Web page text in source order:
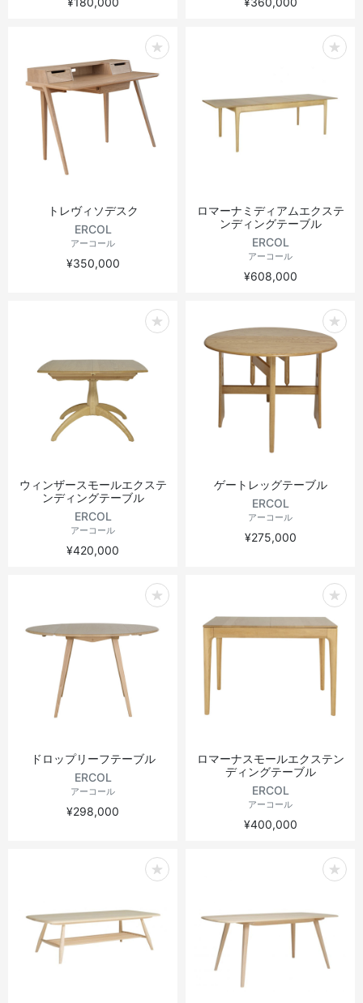
トレヴィソデスク
ERCOL
アーコール
¥350,000
ロマーナミディアムエクステ
ンディングテーブル
ERCOL
アーコール
¥608,000
ウィンザースモールエクステ
ンディングテーブル
ERCOL
アーコール
¥420,000
ゲートレッグテーブル
ERCOL
アーコール
¥275,000
ドロップリーフテーブル
ERCOL
アーコール
¥298,000
ロマーナスモールエクステン
ディングテーブル
ERCOL
アーコール
¥400,000